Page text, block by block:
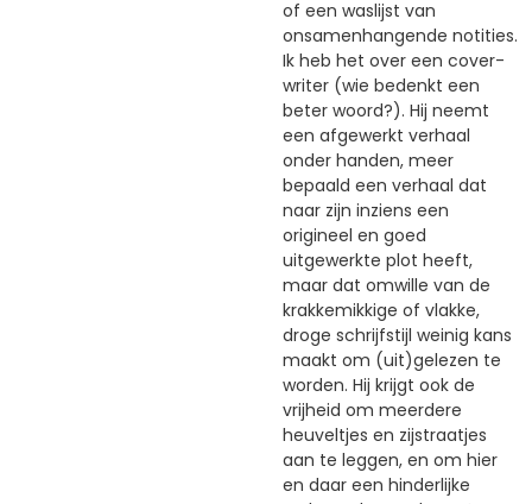
of een waslijst van
onsamenhangende notities.
Ik heb het over een cover-
writer (wie bedenkt een
beter woord?). Hij neemt
een afgewerkt verhaal
onder handen, meer
bepaald een verhaal dat
naar zijn inziens een
origineel en goed
uitgewerkte plot heeft,
maar dat omwille van de
krakkemikkige of vlakke,
droge schrijfstijl weinig kans
maakt om (uit)gelezen te
worden. Hij krijgt ook de
vrijheid om meerdere
heuveltjes en zijstraatjes
aan te leggen, en om hier
en daar een hinderlijke